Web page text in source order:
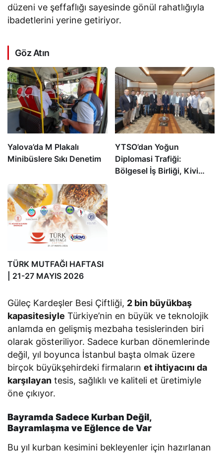
düzeni ve şeffaflığı sayesinde gönül rahatlığıyla
ibadetlerini yerine getiriyor.
Göz Atın
Yalova’da M Plakalı
Minibüslere Sıkı Denetim
YTSO’dan Yoğun
Diplomasi Trafiği:
Bölgesel İş Birliği, Kivi
TÜRK MUTFAĞI HAFTASI
| 21-27 MAYIS 2026
Güleç Kardeşler Besi Çiftliği, 2 bin büyükbaş
kapasitesiyle Türkiye’nin en büyük ve teknolojik
anlamda en gelişmiş mezbaha tesislerinden biri
olarak gösteriliyor. Sadece kurban dönemlerinde
değil, yıl boyunca İstanbul başta olmak üzere
birçok büyükşehirdeki firmalarınet ihtiyacını da
karşılayan tesis, sağlıklı ve kaliteli et üretimiyle
öne çıkıyor.
Bayramda Sadece Kurban Değil,
Bayramlaşma ve Eğlence de Var
Bu yıl kurban kesimini bekleyenler için hazırlanan